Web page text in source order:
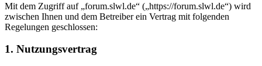
Mit dem Zugriff auf „forum.slwl.de“ („https://forum.slwl.de“) wird
zwischen Ihnen und dem Betreiber ein Vertrag mit folgenden
Regelungen geschlossen:
1. Nutzungsvertrag